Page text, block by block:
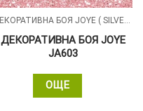
ДЕКОРАТИВНА БОЯ JOYE ( SILVER , GOLD )
ДЕКОРАТИВНА БОЯ JOYE
JA603
ОЩЕ